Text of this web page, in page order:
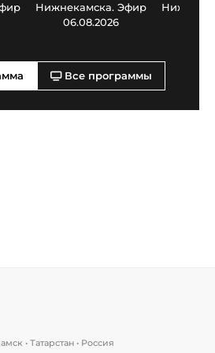
Нижнекамска. Эфир
06.08.2026
Все программы
• Татарстан • Россия